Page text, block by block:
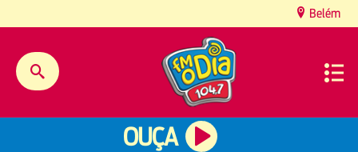
Belém
OUÇA